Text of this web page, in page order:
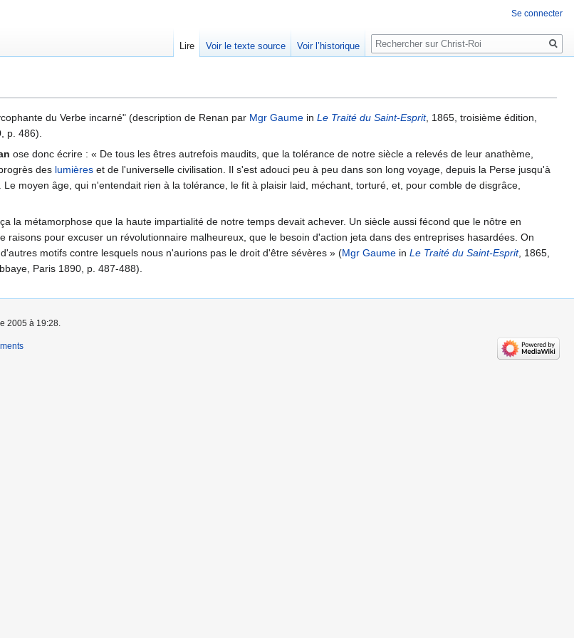
du Verbe incarné" (description de Renan par Mgr Gaume in Le Traité du Saint-Esprit, 1865, troisième édition,
p. 486).
ose donc écrire : « De tous les êtres autrefois maudits, que la tolérance de notre siècle a relevés de leur anathème,
des lumières et de l'universelle civilisation. Il s'est adouci peu à peu dans son long voyage, depuis la Perse jusqu'à
moyen âge, qui n'entendait rien à la tolérance, le fit à plaisir laid, méchant, torturé, et, pour comble de disgrâce,
la métamorphose que la haute impartialité de notre temps devait achever. Un siècle aussi fécond que le nôtre en
raisons pour excuser un révolutionnaire malheureux, que le besoin d'action jeta dans des entreprises hasardées. On
motifs contre lesquels nous n'aurions pas le droit d'être sévères » (Mgr Gaume in Le Traité du Saint-Esprit, 1865,
Paris 1890, p. 487-488).
Se connecter
Lire Voir le texte source Voir l’historique
Rechercher
2005 à 19:28.